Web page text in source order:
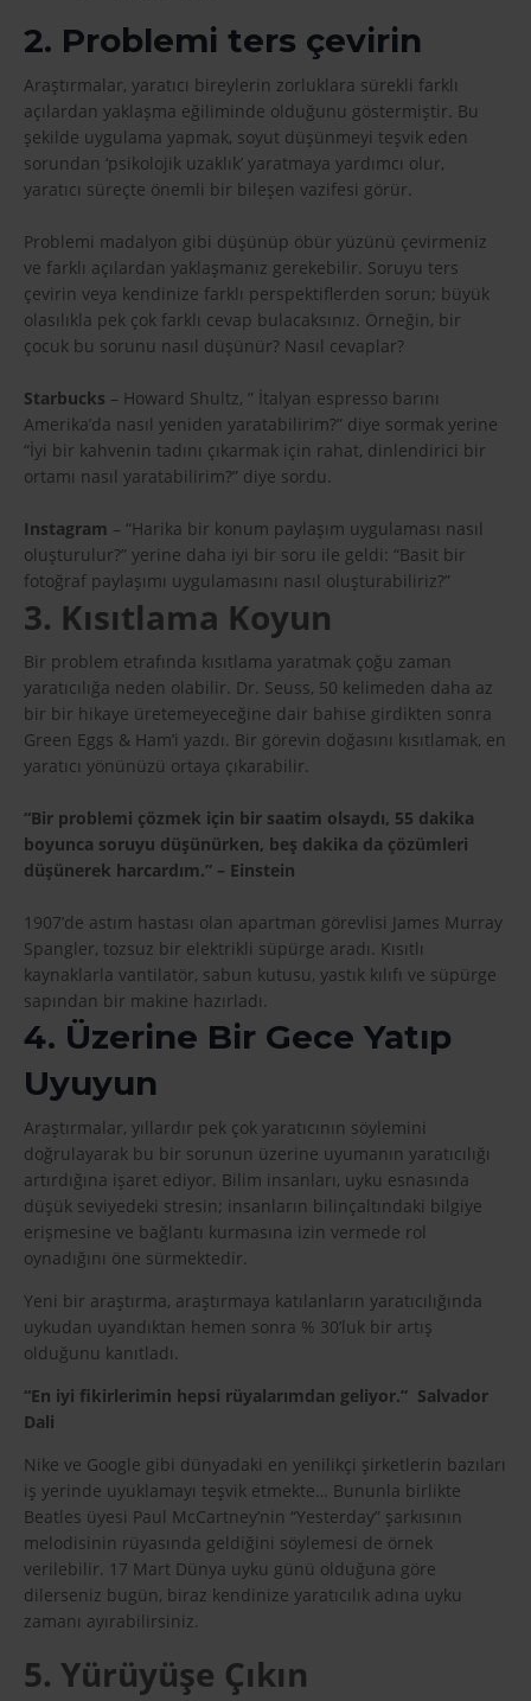
2. Problemi ters çevirin
Araştırmalar, yaratıcı bireylerin zorluklara sürekli farklı
açılardan yaklaşma eğiliminde olduğunu göstermiştir. Bu
şekilde uygulama yapmak, soyut düşünmeyi teşvik eden
sorundan ‘psikolojik uzaklık’ yaratmaya yardımcı olur,
yaratıcı süreçte önemli bir bileşen vazifesi görür.
Problemi madalyon gibi düşünüp öbür yüzünü çevirmeniz
ve farklı açılardan yaklaşmanız gerekebilir. Soruyu ters
çevirin veya kendinize farklı perspektiflerden sorun; büyük
olasılıkla pek çok farklı cevap bulacaksınız. Örneğin, bir
çocuk bu sorunu nasıl düşünür? Nasıl cevaplar?
Starbucks – Howard Shultz, ” İtalyan espresso barını
Amerika’da nasıl yeniden yaratabilirim?” diye sormak yerine
“İyi bir kahvenin tadını çıkarmak için rahat, dinlendirici bir
ortamı nasıl yaratabilirim?” diye sordu.
Instagram – “Harika bir konum paylaşım uygulaması nasıl
oluşturulur?” yerine daha iyi bir soru ile geldi: “Basit bir
fotoğraf paylaşımı uygulamasını nasıl oluşturabiliriz?”
3. Kısıtlama Koyun
Bir problem etrafında kısıtlama yaratmak çoğu zaman
yaratıcılığa neden olabilir. Dr. Seuss, 50 kelimeden daha az
bir bir hikaye üretemeyeceğine dair bahise girdikten sonra
Green Eggs & Ham’i yazdı. Bir görevin doğasını kısıtlamak, en
yaratıcı yönünüzü ortaya çıkarabilir.
“Bir problemi çözmek için bir saatim olsaydı, 55 dakika
boyunca soruyu düşünürken, beş dakika da çözümleri
düşünerek harcardım.” – Einstein
1907’de astım hastası olan apartman görevlisi James Murray
Spangler, tozsuz bir elektrikli süpürge aradı. Kısıtlı
kaynaklarla vantilatör, sabun kutusu, yastık kılıfı ve süpürge
sapından bir makine hazırladı.
4. Üzerine Bir Gece Yatıp
Uyuyun
Araştırmalar, yıllardır pek çok yaratıcının söylemini
doğrulayarak bu bir sorunun üzerine uyumanın yaratıcılığı
artırdığına işaret ediyor. Bilim insanları, uyku esnasında
düşük seviyedeki stresin; insanların bilinçaltındaki bilgiye
erişmesine ve bağlantı kurmasına izin vermede rol
oynadığını öne sürmektedir.
Yeni bir araştırma, araştırmaya katılanların yaratıcılığında
uykudan uyandıktan hemen sonra % 30’luk bir artış
olduğunu kanıtladı.
“En iyi fikirlerimin hepsi rüyalarımdan geliyor.” Salvador
Dali
Nike ve Google gibi dünyadaki en yenilikçi şirketlerin bazıları
iş yerinde uyuklamayı teşvik etmekte… Bununla birlikte
Beatles üyesi Paul McCartney’nin “Yesterday” şarkısının
melodisinin rüyasında geldiğini söylemesi de örnek
verilebilir. 17 Mart Dünya uyku günü olduğuna göre
dilerseniz bugün, biraz kendinize yaratıcılık adına uyku
zamanı ayırabilirsiniz.
5. Yürüyüşe Çıkın